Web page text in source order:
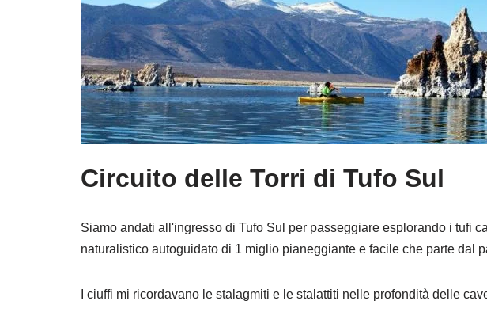
Circuito delle Torri di Tufo Sul
Siamo andati all'ingresso di Tufo Sul per passeggiare esplorando i tufi
naturalistico autoguidato di 1 miglio pianeggiante e facile che parte dal
I ciuffi mi ricordavano le stalagmiti e le stalattiti nelle profondità delle